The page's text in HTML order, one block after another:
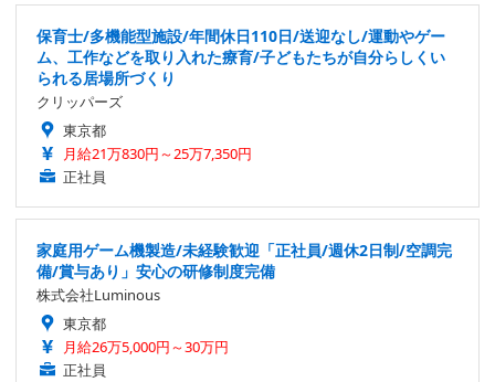
保育士/多機能型施設/年間休日110日/送迎なし/運動やゲー
ム、工作などを取り入れた療育/子どもたちが自分らしくい
られる居場所づくり
クリッパーズ
東京都
月給21万830円～25万7,350円
正社員
家庭用ゲーム機製造/未経験歓迎「正社員/週休2日制/空調完
備/賞与あり」安心の研修制度完備
株式会社Luminous
東京都
月給26万5,000円～30万円
正社員